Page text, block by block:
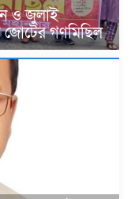
ও জুলাই
জোটের গণমিছিল